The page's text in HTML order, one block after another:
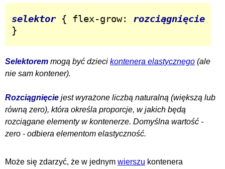
selektor { flex-grow: rozciągnięcie
}
Selektorem mogą być dzieci kontenera elastycznego (ale
nie sam kontener).
Rozciągnięcie jest wyrażone liczbą naturalną (większą lub
równą zero), która określa proporcje, w jakich będą
rozciągane elementy w kontenerze. Domyślna wartość -
zero - odbiera elementom elastyczność.
Może się zdarzyć, że w jednym wierszu kontenera